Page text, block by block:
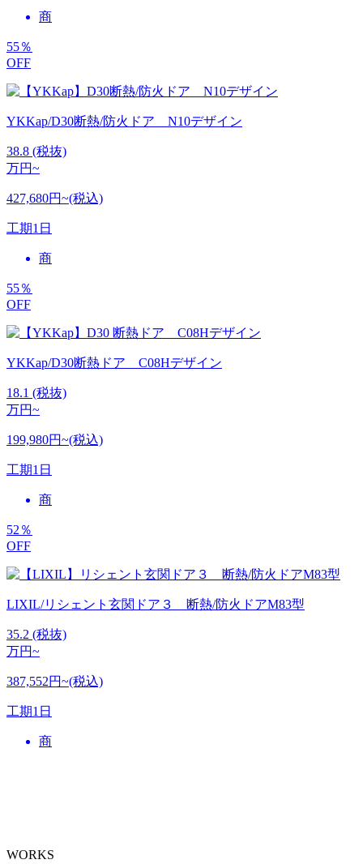
商
55％
OFF
YKKap/D30断熱/防火ドア N10デザイン
38.8 (税抜)
万円~
427,680円~(税込)
工期1日
商
55％
OFF
YKKap/D30断熱ドア C08Hデザイン
18.1 (税抜)
万円~
199,980円~(税込)
工期1日
商
52 ％
OFF
LIXIL/リシェント玄関ドア３ 断熱/防火ドアM83型
35.2 (税抜)
万円~
387,552円~(税込)
工期1日
商
WORKS